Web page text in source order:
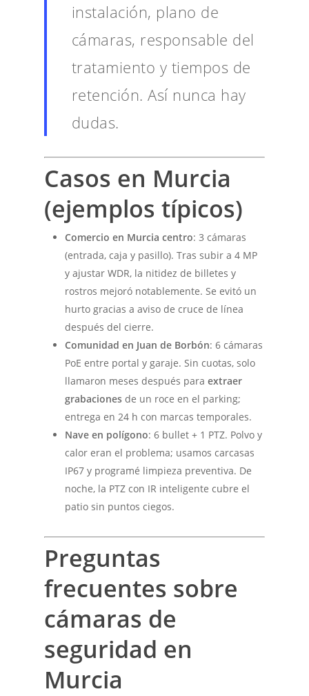
instalación, plano de
cámaras, responsable del
tratamiento y tiempos de
retención. Así nunca hay
dudas.
Casos en Murcia
(ejemplos típicos)
Comercio en Murcia centro: 3 cámaras
(entrada, caja y pasillo). Tras subir a 4 MP
y ajustar WDR, la nitidez de billetes y
rostros mejoró notablemente. Se evitó un
hurto gracias a aviso de cruce de línea
después del cierre.
Comunidad en Juan de Borbón: 6 cámaras
PoE entre portal y garaje. Sin cuotas, solo
llamaron meses después paraextraer
grabaciones de un roce en el parking;
entrega en 24 h con marcas temporales.
Nave en polígono: 6 bullet + 1 PTZ. Polvo y
calor eran el problema; usamos carcasas
IP67 y programé limpieza preventiva. De
noche, la PTZ con IR inteligente cubre el
patio sin puntos ciegos.
Preguntas
frecuentes sobre
cámaras de
seguridad en
Murcia